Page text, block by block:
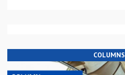
COLUMNS